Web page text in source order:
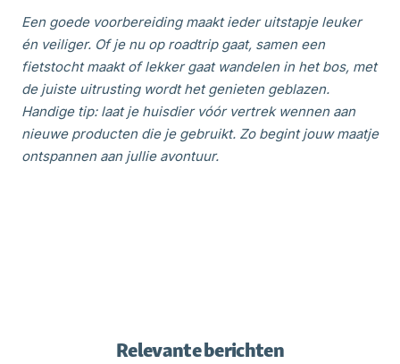
Een goede voorbereiding maakt ieder uitstapje leuker
én veiliger. Of je nu op roadtrip gaat, samen een
fietstocht maakt of lekker gaat wandelen in het bos, met
de juiste uitrusting wordt het genieten geblazen.
Handige tip: laat je huisdier vóór vertrek wennen aan
nieuwe producten die je gebruikt. Zo begint jouw maatje
ontspannen aan jullie avontuur.
Relevante berichten